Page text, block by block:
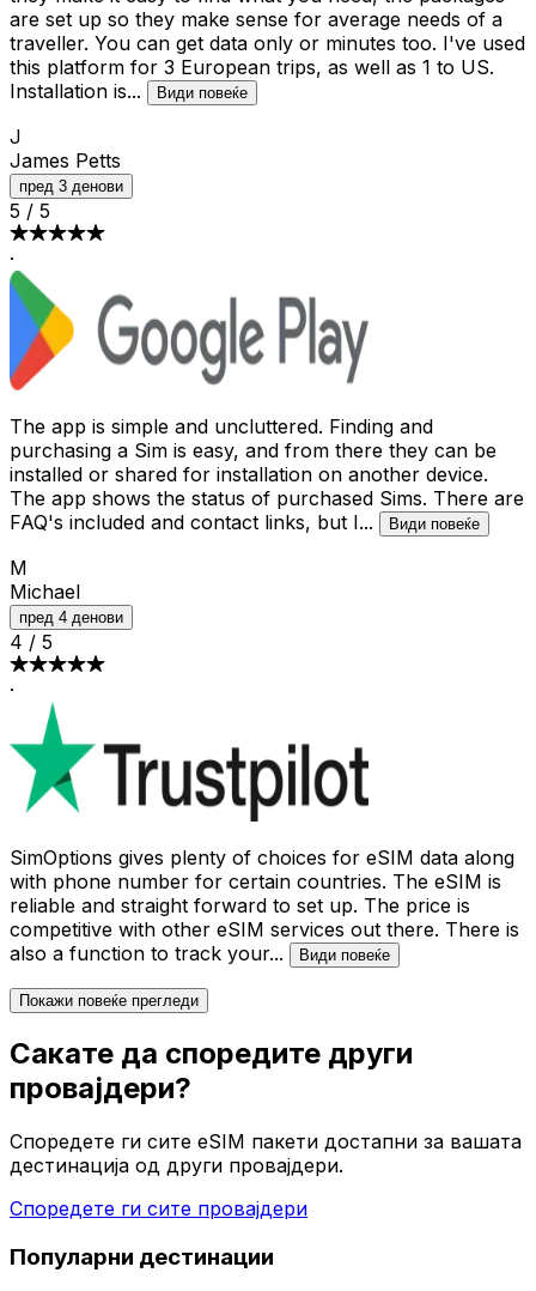
are set up so they make sense for average needs of a
traveller. You can get data only or minutes too. I've used
this platform for 3 European trips, as well as 1 to US.
Installation is... Види повеќе
J
James Petts
пред 3 денови
5 / 5
·
The app is simple and uncluttered. Finding and
purchasing a Sim is easy, and from there they can be
installed or shared for installation on another device.
The app shows the status of purchased Sims. There are
FAQ's included and contact links, but I... Види повеќе
M
Michael
пред 4 денови
4 / 5
·
SimOptions gives plenty of choices for eSIM data along
with phone number for certain countries. The eSIM is
reliable and straight forward to set up. The price is
competitive with other eSIM services out there. There is
also a function to track your... Види повеќе
Покажи повеќе прегледи
Сакате да споредите други
провајдери?
Споредете ги сите eSIM пакети достапни за вашата
дестинација од други провајдери.
Споредете ги сите провајдери
Популарни дестинации